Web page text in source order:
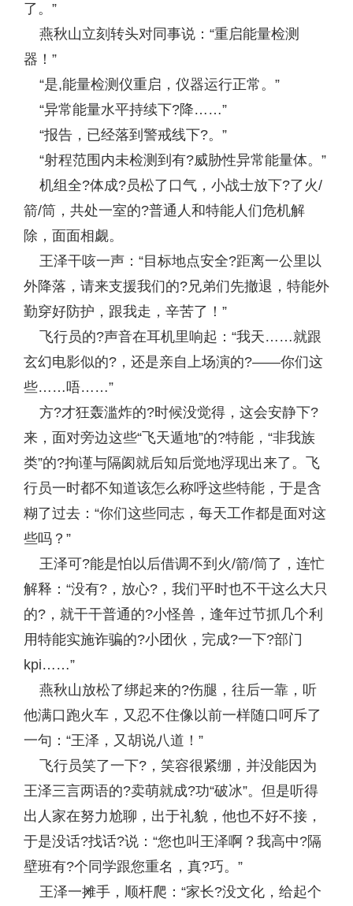
了。”
燕秋山立刻转头对同事说：“重启能量检测
器！”
“是,能量检测仪重启，仪器运行正常。”
“异常能量水平持续下?降……”
“报告，已经落到警戒线下?。”
“射程范围内未检测到有?威胁性异常能量体。”
机组全?体成?员松了口气，小战士放下?了火/
箭/筒，共处一室的?普通人和特能人们危机解
除，面面相觑。
王泽干咳一声：“目标地点安全?距离一公里以
外降落，请来支援我们的?兄弟们先撤退，特能外
勤穿好防护，跟我走，辛苦了！”
飞行员的?声音在耳机里响起：“我天……就跟
玄幻电影似的?，还是亲自上场演的?——你们这
些……唔……”
方?才狂轰滥炸的?时候没觉得，这会安静下?
来，面对旁边这些“飞天遁地”的?特能，“非我族
类”的?拘谨与隔阂就后知后觉地浮现出来了。飞
行员一时都不知道该怎么称呼这些特能，于是含
糊了过去：“你们这些同志，每天工作都是面对这
些吗？”
王泽可?能是怕以后借调不到火/箭/筒了，连忙
解释：“没有?，放心?，我们平时也不干这么大只
的?，就干干普通的?小怪兽，逢年过节抓几个利
用特能实施诈骗的?小团伙，完成?一下?部门
kpi……”
燕秋山放松了绑起来的?伤腿，往后一靠，听
他满口跑火车，又忍不住像以前一样随口呵斥了
一句：“王泽，又胡说八道！”
飞行员笑了一下?，笑容很紧绷，并没能因为
王泽三言两语的?卖萌就成?功“破冰”。但是听得
出人家在努力尬聊，出于礼貌，他也不好不接，
于是没话?找话?说：“您也叫王泽啊？我高中?隔
壁班有?个同学跟您重名，真?巧。”
王泽一摊手，顺杆爬：“家长?没文化，给起个